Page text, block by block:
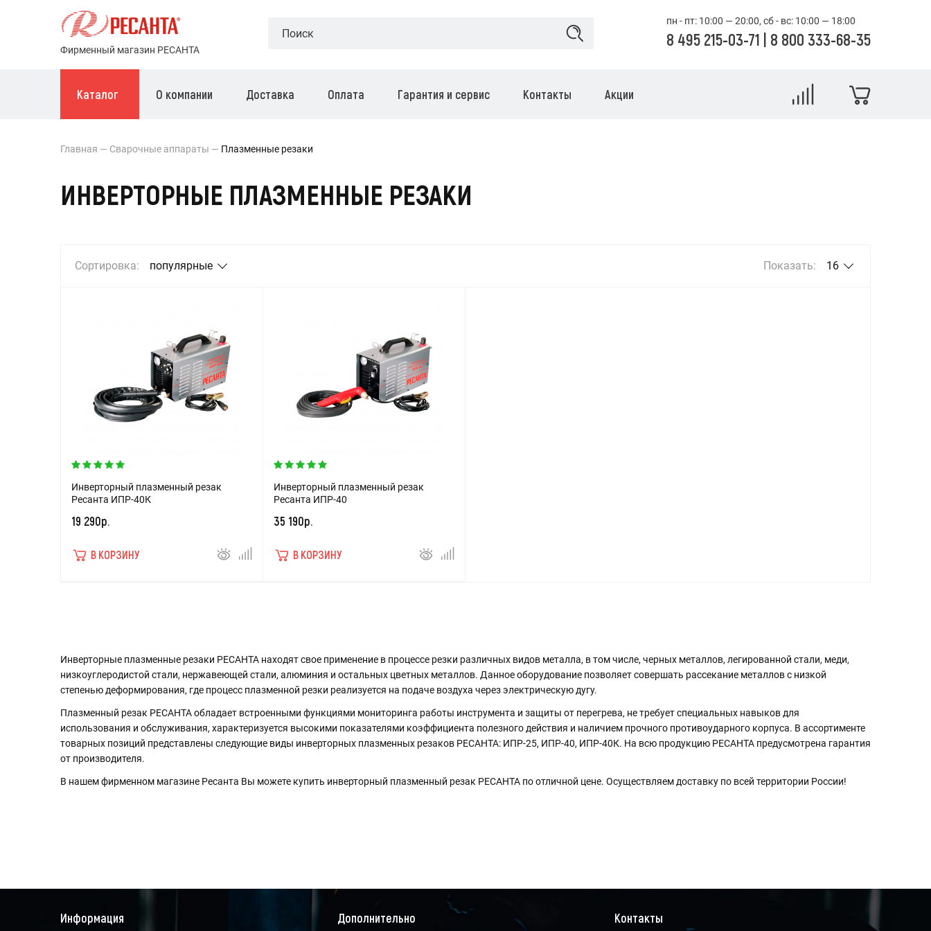
Фирменный магазин РЕСАНТА
пн - пт: 10:00 — 20:00, сб - вс: 10:00 — 18:00
8 495 215-03-71 | 8 800 333-68-35
Каталог О компании Доставка Оплата Гарантия и сервис Контакты Акции
Главная Сварочные аппараты Плазменные резаки
ИНВЕРТОРНЫЕ ПЛАЗМЕННЫЕ РЕЗАКИ
Сортировка: популярные Показать: 16
Инверторный плазменный резак
Ресанта ИПР-40К
19 290р.
В КОРЗИНУ
Инверторный плазменный резак
Ресанта ИПР-40
35 190р.
В КОРЗИНУ
Инверторные плазменные резаки РЕСАНТА находят свое применение в процессе резки различных видов металла, в том числе, черных металлов, легированной стали, меди,
низкоуглеродистой стали, нержавеющей стали, алюминия и остальных цветных металлов. Данное оборудование позволяет совершать рассекание металлов с низкой
степенью деформирования, где процесс плазменной резки реализуется на подаче воздуха через электрическую дугу.
Плазменный резак РЕСАНТА обладает встроенными функциями мониторинга работы инструмента и защиты от перегрева, не требует специальных навыков для
использования и обслуживания, характеризуется высокими показателями коэффициента полезного действия и наличием прочного противоударного корпуса. В ассортименте
товарных позиций представлены следующие виды инверторных плазменных резаков РЕСАНТА: ИПР-25, ИПР-40, ИПР-40К. На всю продукцию РЕСАНТА предусмотрена гарантия
от производителя.
В нашем фирменном магазине Ресанта Вы можете купить инверторный плазменный резак РЕСАНТА по отличной цене. Осуществляем доставку по всей территории России!
Информация Дополнительно Контакты